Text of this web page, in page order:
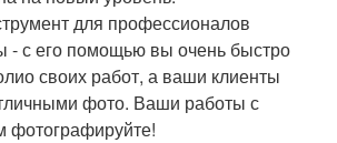
для профессионалов
- с его помощью вы очень быстро
своих работ, а ваши клиенты
фото. Ваши работы с
фотографируйте!